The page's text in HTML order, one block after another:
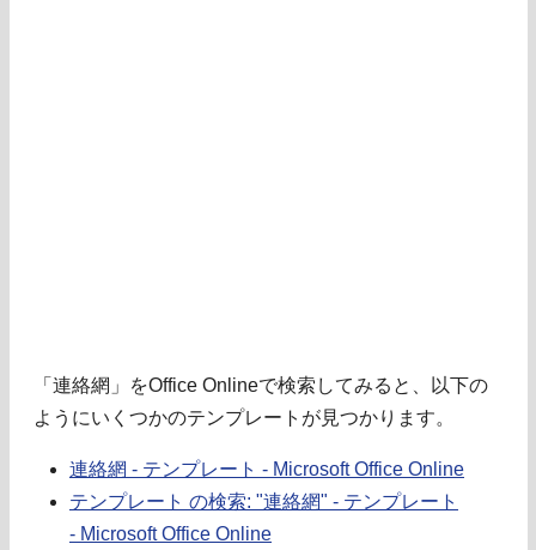
「連絡網」をOffice Onlineで検索してみると、以下の
ようにいくつかのテンプレートが見つかります。
連絡網 - テンプレート - Microsoft Office Online
テンプレート の検索: "連絡網" - テンプレート
- Microsoft Office Online